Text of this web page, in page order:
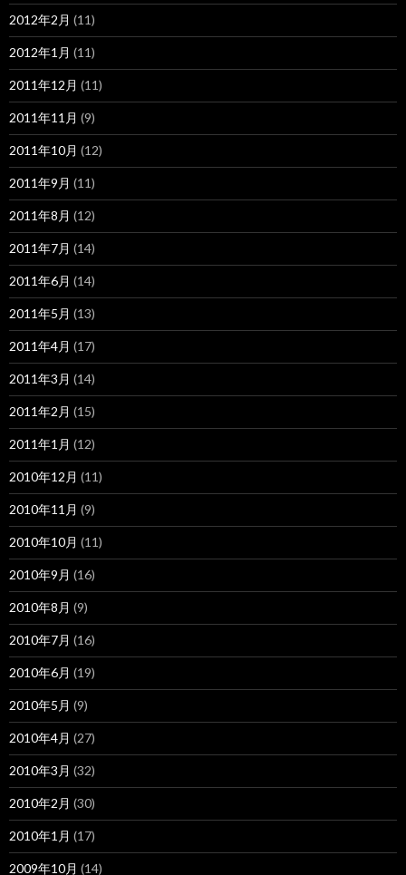
2012年2月 (11)
2012年1月 (11)
2011年12月 (11)
2011年11月 (9)
2011年10月 (12)
2011年9月 (11)
2011年8月 (12)
2011年7月 (14)
2011年6月 (14)
2011年5月 (13)
2011年4月 (17)
2011年3月 (14)
2011年2月 (15)
2011年1月 (12)
2010年12月 (11)
2010年11月 (9)
2010年10月 (11)
2010年9月 (16)
2010年8月 (9)
2010年7月 (16)
2010年6月 (19)
2010年5月 (9)
2010年4月 (27)
2010年3月 (32)
2010年2月 (30)
2010年1月 (17)
2009年10月 (14)